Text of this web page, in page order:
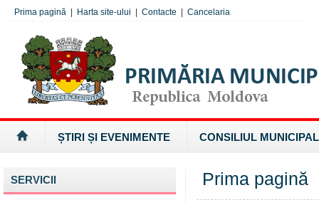
Prima pagină Harta site-ului Contacte Cancelaria
ȘTIRI ȘI EVENIMENTE CONSILIUL MUNICIPAL
SERVICII Prima pagină